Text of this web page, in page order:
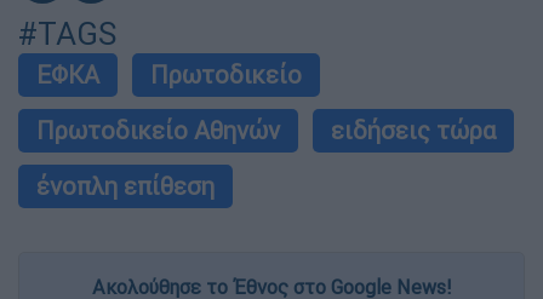
#TAGS
ΕΦΚΑ
Πρωτοδικείο
Πρωτοδικείο Αθηνών
ειδήσεις τώρα
ένοπλη επίθεση
Ακολούθησε το Έθνος στο Google News!